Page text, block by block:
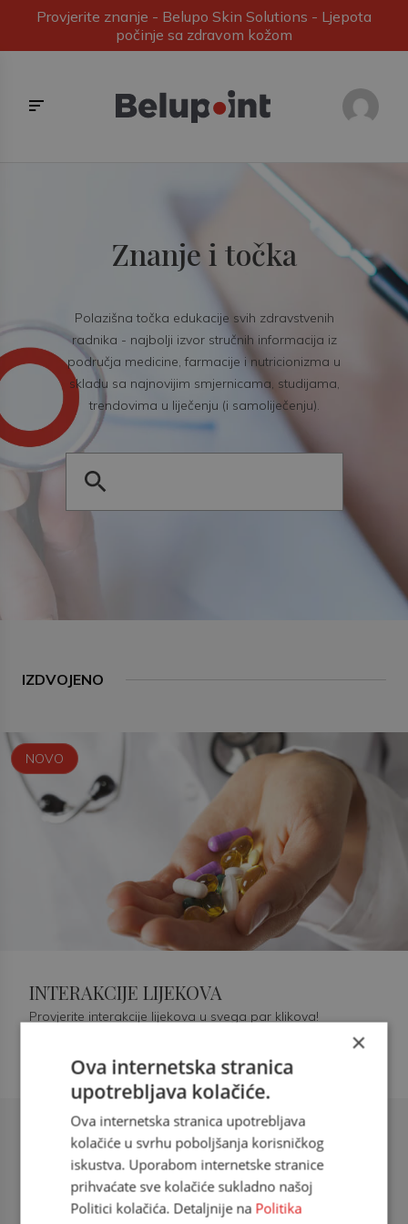
Provjerite znanje - Belupo Skin Solutions - Ljepota
počinje sa zdravom kožom
Znanje i točka
Polazišna točka edukacije svih zdravstvenih
radnika - najbolji izvor stručnih informacija iz
područja medicine, farmacije i nutricionizma u
skladu sa najnovijim smjernicama, studijama,
trendovima u liječenju (i samoliječenju).
IZDVOJENO
Šećerna bolest tip 2 = kardiovaskularna
doc. dr. sc. Višnja Kokić Maleš,
dr.med., specijalististica
NOVO
INTERAKCIJE LIJEKOVA
Provjerite interakcije lijekova u svega par klikova!
×
Ova internetska stranica
upotrebljava kolačiće.
Ova internetska stranica upotrebljava
kolačiće u svrhu poboljšanja korisničkog
iskustva. Uporabom internetske stranice
prihvaćate sve kolačiće sukladno našoj
Politici kolačića. Detaljnije na Politika